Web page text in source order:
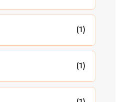
(1)
(1)